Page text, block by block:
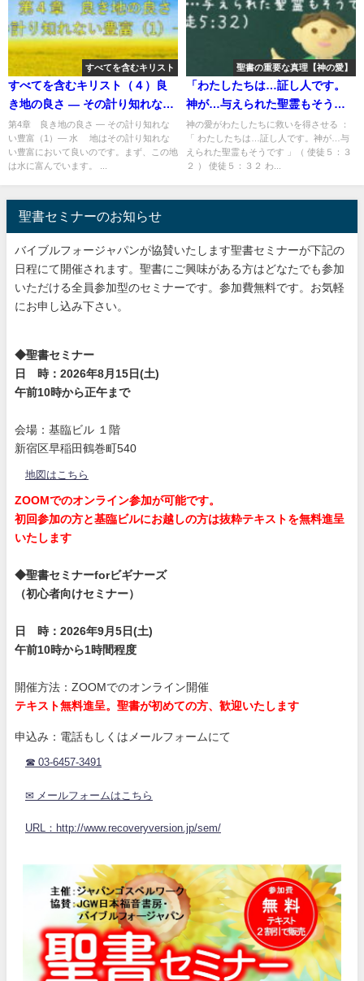
すべてを含むキリスト
すべてを含むキリスト（４）良
き地の良さ ― その計り知れない
豊富（1）― 水
第4章 良き地の良さ ― その計り知れな
い豊富（1）― 水 地はその計り知れな
い豊富において良いのです。まず、この地
は水に富んでいます。 ...
聖書の重要な真理【神の愛】
「わたしたちは…証し人です。
神が…与えられた聖霊もそうで
す」：聖書の重要な真理【神の
愛―救いの源】(１０)
神の愛がわたしたちに救いを得させる ：
「 わたしたちは…証し人です。神が…与
えられた聖霊もそうです 」（ 使徒５：３
２ ） 使徒５：３２ わ...
聖書セミナーのお知らせ
バイブルフォージャパンが協賛いたします聖書セミナーが下記の
日程にて開催されます。聖書にご興味がある方はどなたでも参加
いただける全員参加型のセミナーです。参加費無料です。お気軽
にお申し込み下さい。
◆聖書セミナー
日 時：2026年8月15日(土)
午前10時から正午まで
会場：基臨ビル １階
新宿区早稲田鶴巻町540
地図はこちら
ZOOMでのオンライン参加が可能です。
初回参加の方と基臨ビルにお越しの方は抜粋テキストを無料進呈
いたします
◆聖書セミナーforビギナーズ
（初心者向けセミナー）
日 時：2026年9月5日(土)
午前10時から1時間程度
開催方法：ZOOMでのオンライン開催
テキスト無料進呈。聖書が初めての方、歓迎いたします
申込み：電話もしくはメールフォームにて
☎ 03-6457-3491
✉ メールフォームはこちら
URL：http://www.recoveryversion.jp/sem/